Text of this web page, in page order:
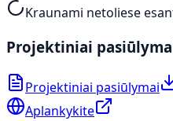
Kraunami netoliese
Projektiniai
Projektiniai pasiūlymai
Aplankykite